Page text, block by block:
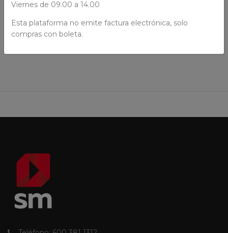
AÑADIR AL CARRO
Viernes de 09.00 a 14.00
Esta plataforma no emite factura electrónica, solo
compras con boleta.